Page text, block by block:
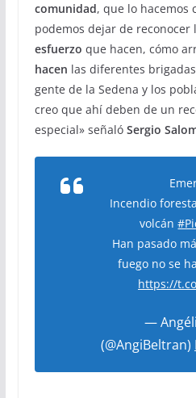
comunidad, que lo hacemos
podemos dejar de reconocer
esfuerzo que hacen, cómo
hacen las diferentes
gente de la Sedena y los
creo que ahí deben de un
especial» señalóSergio
Incendio
volcán
Han pasado
fuego no se
https://
—
(@AngiBeltran)